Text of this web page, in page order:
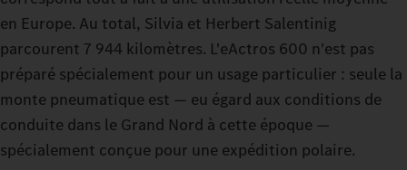
en Europe. Au total, Silvia et Herbert Salentinig
parcourent 7 944 kilomètres. L'eActros 600 n'est pas
préparé spécialement pour un usage particulier : seule la
monte pneumatique est — eu égard aux conditions de
conduite dans le Grand Nord à cette époque —
spécialement conçue pour une expédition polaire.